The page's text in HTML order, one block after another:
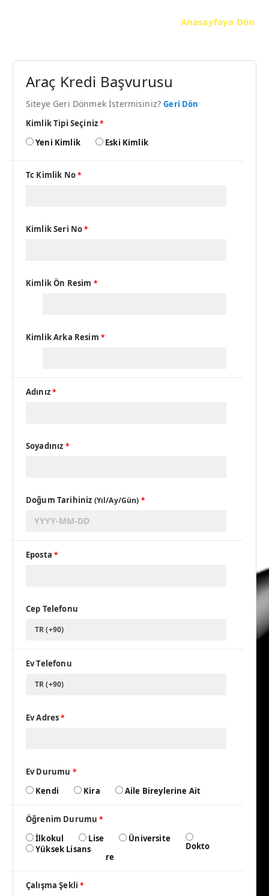
Anasayfaya Dön
Araç Kredi Başvurusu
Siteye Geri Dönmek İstermisiniz?Geri Dön
Kimlik Tipi Seçiniz*
Yeni Kimlik Eski Kimlik
Tc Kimlik No*
Kimlik Seri No*
Kimlik Ön Resim *
Kimlik Arka Resim *
Adınız*
Soyadınız *
Doğum Tarihiniz (Yıl/Ay/Gün) *
Eposta*
Cep Telefonu
TR (+90)
Ev Telefonu
TR (+90)
Ev Adres*
Ev Durumu *
Kendi Kira Aile Bireylerine Ait
Öğrenim Durumu*
İlkokul Lise
Üniversite
Yüksek Lisans
Dokto
re
Çalışma Şekli*